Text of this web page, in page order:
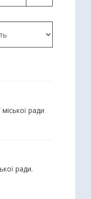
ради
ради.